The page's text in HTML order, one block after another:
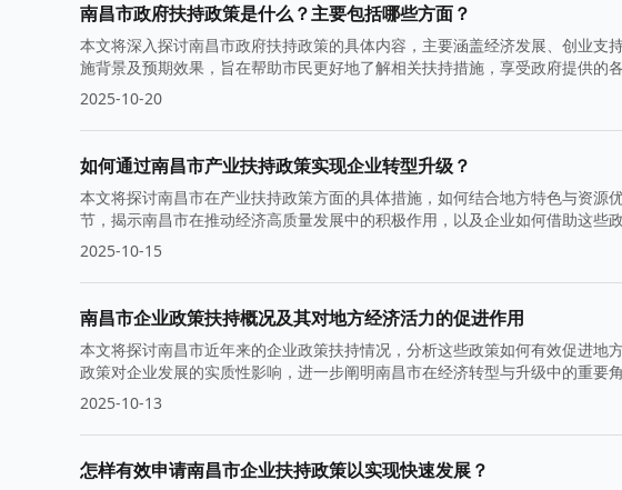
南昌市政府扶持政策是什么？主要包括哪些方面？
本文将深入探讨南昌市政府扶持政策的具体内容，主要涵盖经济发展、创业支
施背景及预期效果，旨在帮助市民更好地了解相关扶持措施，享受政府提供的各
2025-10-20
如何通过南昌市产业扶持政策实现企业转型升级？
本文将探讨南昌市在产业扶持政策方面的具体措施，如何结合地方特色与资源
节，揭示南昌市在推动经济高质量发展中的积极作用，以及企业如何借助这些
2025-10-15
南昌市企业政策扶持概况及其对地方经济活力的促进作用
本文将探讨南昌市近年来的企业政策扶持情况，分析这些政策如何有效促进
政策对企业发展的实质性影响，进一步阐明南昌市在经济转型与升级中的重要角
2025-10-13
怎样有效申请南昌市企业扶持政策以实现快速发展？